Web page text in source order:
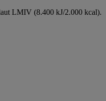
LMIV (8.400 kJ/2.000 kcal).